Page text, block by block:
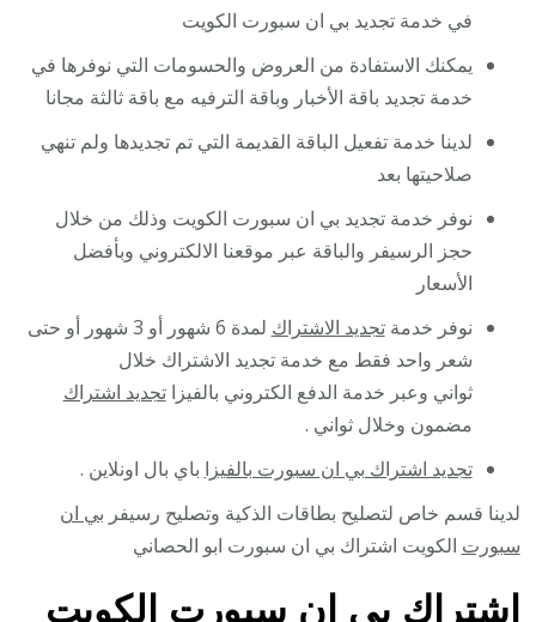
في خدمة تجديد بي ان سبورت الكويت
يمكنك الاستفادة من العروض والحسومات التي نوفرها في
خدمة تجديد باقة الأخبار وباقة الترفيه مع باقة ثالثة مجانا
لدينا خدمة تفعيل الباقة القديمة التي تم تجديدها ولم تنهي
صلاحيتها بعد
نوفر خدمة تجديد بي ان سبورت الكويت وذلك من خلال
حجز الرسيفر والباقة عبر موقعنا الالكتروني وبأفضل
الأسعار
نوفر خدمةتجديد الاشتراك
لمدة 6 شهور أو 3 شهور أو حتى
شعر واحد فقط مع خدمة تجديد الاشتراك خلال
ثواني وعبر خدمة الدفع الكتروني بالفيزاتجديد اشتراك
مضمون وخلال ثواني .
تجديد اشتراك بي ان سبورت بالفيزا باي بال اونلاين .
لدينا قسم خاص لتصليح بطاقات الذكية وتصليح رسيفر بي ان
سبورت الكويت اشتراك بي ان سبورت ابو الحصاني
اشتراك بي ان سبورت الكويت